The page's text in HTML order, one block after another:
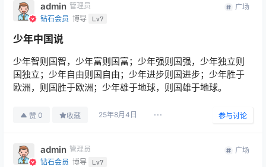
admin 管理员
钻石会员 博导 Lv7
广场
少年中国说
少年智则国智，少年富则国富；少年强则国强，少年独立则
国独立；少年自由则国自由；少年进步则国进步；少年胜于
欧洲，则国胜于欧洲；少年雄于地球，则国雄于地球。
赞 0 收藏 25年8月4日 参与讨论
admin 管理员
钻石会员 博导 Lv7
广场